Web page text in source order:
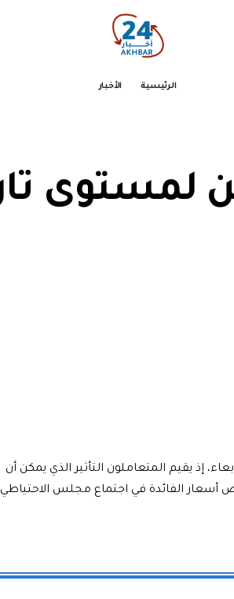
الرئيسية الأخبار
إذ يقيم المتعاملون التأثير الذي يمكن أن
الفائدة في اجتماع مجلس الاحتياطي